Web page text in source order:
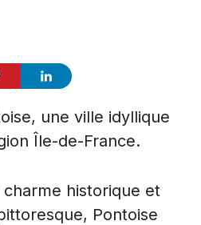
une ville idyllique
Île-de-France.
historique et
Pontoise